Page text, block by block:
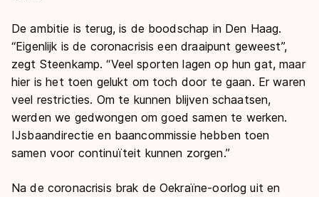
De ambitie is terug, is de boodschap in Den Haag.
“Eigenlijk is de coronacrisis een draaipunt geweest”,
zegt Steenkamp. “Veel sporten lagen op hun gat, maar
hier is het toen gelukt om toch door te gaan. Er waren
veel restricties. Om te kunnen blijven schaatsen,
werden we gedwongen om goed samen te werken.
IJsbaandirectie en baancommissie hebben toen
samen voor continuïteit kunnen zorgen.”
Na de coronacrisis brak de Oekraïne-oorlog uit en